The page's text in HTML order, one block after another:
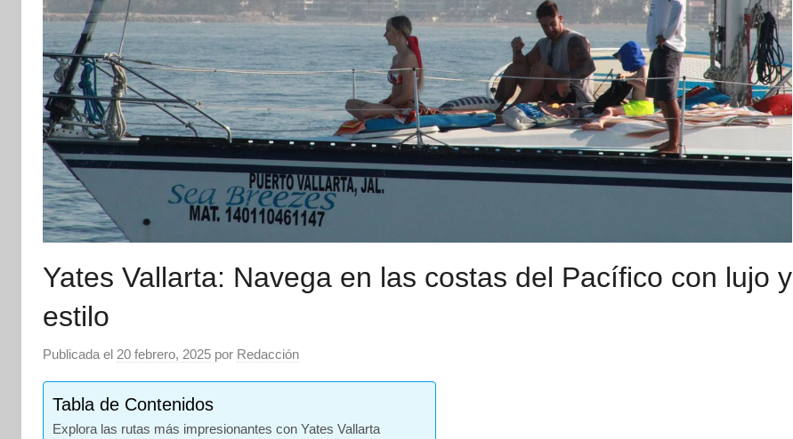
Yates Vallarta: Navega en las costas del Pacífico con lujo y
estilo
Publicada el 20 febrero, 2025 por Redacción
Tabla de Contenidos
Explora las rutas más impresionantes con Yates Vallarta